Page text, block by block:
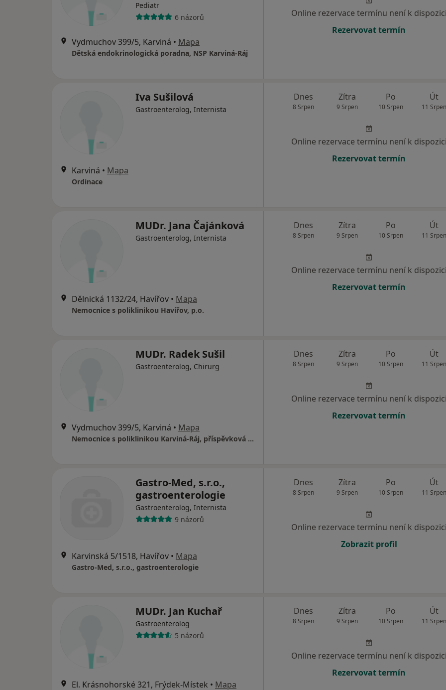
Pediatr
6 názorů
Vydmuchov 399/5, Karviná • Mapa
Dětská endokrinologická poradna, NSP Karviná-Ráj
Online rezervace termínu není k dispozici
Rezervovat termín
Iva Sušilová
Gastroenterolog, Internista
Karviná • Mapa
Ordinace
Dnes
8 Srpen
Zítra
9 Srpen
Po
10 Srpen
Út
11 Srpen
Online rezervace termínu není k dispozici
Rezervovat termín
MUDr. Jana Čajánková
Gastroenterolog, Internista
Dělnická 1132/24, Havířov • Mapa
Nemocnice s poliklinikou Havířov, p.o.
Dnes
8 Srpen
Zítra
9 Srpen
Po
10 Srpen
Út
11 Srpen
Online rezervace termínu není k dispozici
Rezervovat termín
MUDr. Radek Sušil
Gastroenterolog, Chirurg
Vydmuchov 399/5, Karviná • Mapa
Nemocnice s poliklinikou Karviná-Ráj, příspěvková organizace
Dnes
8 Srpen
Zítra
9 Srpen
Po
10 Srpen
Út
11 Srpen
Online rezervace termínu není k dispozici
Rezervovat termín
Gastro-Med, s.r.o.,
gastroenterologie
Gastroenterolog, Internista
9 názorů
Karvinská 5/1518, Havířov • Mapa
Gastro-Med, s.r.o., gastroenterologie
Dnes
8 Srpen
Zítra
9 Srpen
Po
10 Srpen
Út
11 Srpen
Online rezervace termínu není k dispozici
Zobrazit profil
MUDr. Jan Kuchař
Gastroenterolog
5 názorů
El. Krásnohorské 321, Frýdek-Místek • Mapa
Dnes
8 Srpen
Zítra
9 Srpen
Po
10 Srpen
Út
11 Srpen
Online rezervace termínu není k dispozici
Rezervovat termín